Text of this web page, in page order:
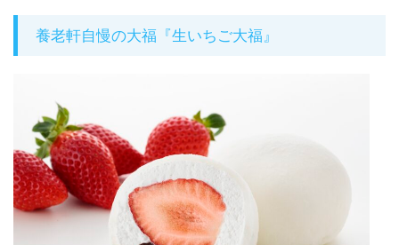
養老軒自慢の大福『生いちご大福』